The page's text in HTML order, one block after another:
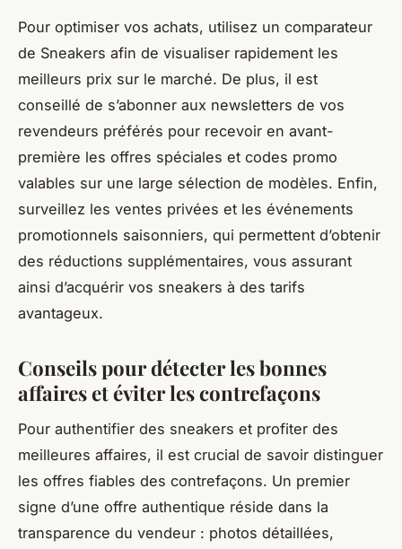
Pour optimiser vos achats, utilisez un comparateur
de Sneakers afin de visualiser rapidement les
meilleurs prix sur le marché. De plus, il est
conseillé de s’abonner aux newsletters de vos
revendeurs préférés pour recevoir en avant-
première les offres spéciales et codes promo
valables sur une large sélection de modèles. Enfin,
surveillez les ventes privées et les événements
promotionnels saisonniers, qui permettent d’obtenir
des réductions supplémentaires, vous assurant
ainsi d’acquérir vos sneakers à des tarifs
avantageux.
Conseils pour détecter les bonnes
affaires et éviter les contrefaçons
Pour authentifier des sneakers et profiter des
meilleures affaires, il est crucial de savoir distinguer
les offres fiables des contrefaçons. Un premier
signe d’une offre authentique réside dans la
transparence du vendeur : photos détaillées,